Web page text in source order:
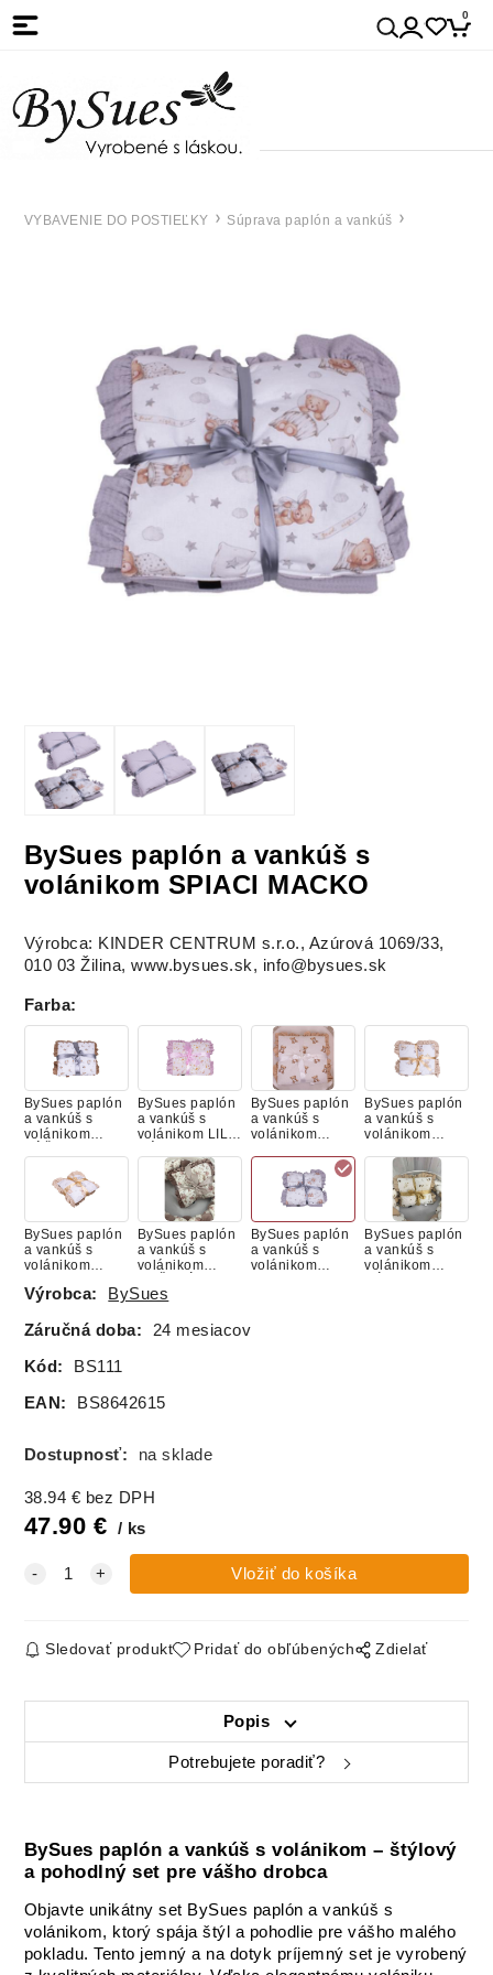
0
VYBAVENIE DO POSTIEĽKY Súprava paplón a vankúš
BySues paplón a vankúš s
volánikom SPIACI MACKO
Výrobca: KINDER CENTRUM s.r.o., Azúrová 1069/33,
010 03 Žilina, www.bysues.sk, info@bysues.sk
Farba:
BySues paplón
a vankúš s
volánikom
BySues paplón
a vankúš s
volánikom LILA
BySues paplón
a vankúš s
volánikom
BySues paplón
a vankúš s
volánikom
LIETADLE
BySues paplón
a vankúš s
volánikom
BALÓNIKOM
BySues paplón
a vankúš s
volánikom
ZAJAČIK
BySues paplón
a vankúš s
volánikom
BySues paplón
a vankúš s
volánikom
Výrobca: BySues
Záručná doba: 24 mesiacov
Kód: BS111
EAN: BS8642615
Dostupnosť: na sklade
38.94 € bez DPH
47.90 € ks
Sledovať produkt Pridať do obľúbených Zdielať
Popis
Potrebujete poradiť?
BySues paplón a vankúš s volánikom – štýlový
a pohodlný set pre vášho drobca
Objavte unikátny set BySues paplón a vankúš s
volánikom, ktorý spája štýl a pohodlie pre vášho malého
pokladu. Tento jemný a na dotyk príjemný set je vyrobený